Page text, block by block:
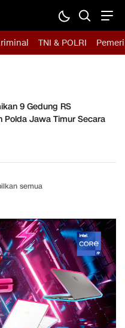
TNI & POLRI
9 Gedung RS
Polda Jawa Timur Secara
semua